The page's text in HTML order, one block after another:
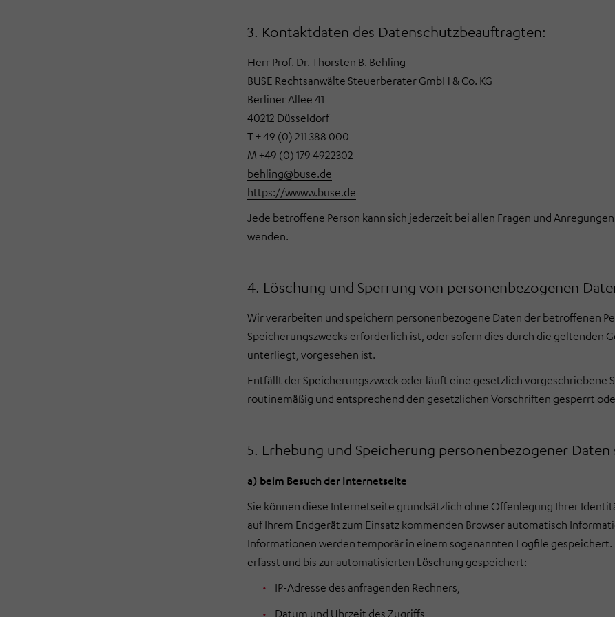
3. Kontaktdaten des Datenschutzbeauftragten:
Herr Prof. Dr. Thorsten B. Behling
BUSE Rechtsanwälte Steuerberater GmbH & Co. KG
Berliner Allee 41
40212 Düsseldorf
T + 49 (0) 211 388 000
M +49 (0) 179 4922302
behling@buse.de
https://wwww.buse.de
Jede betroffene Person kann sich jederzeit bei allen Fragen und
wenden.
4. Löschung und Sperrung von personenbezogenen
Wir verarbeiten und speichern personenbezogene Daten der betroffenen
Speicherungszwecks erforderlich ist, oder sofern dies durch die geltenden
unterliegt, vorgesehen ist.
Entfällt der Speicherungszweck oder läuft eine gesetzlich vorgeschriebene
routinemäßig und entsprechend den gesetzlichen Vorschriften gesperrt
5. Erhebung und Speicherung personenbezogener
a) beim Besuch der Internetseite
Sie können diese Internetseite grundsätzlich ohne Offenlegung Ihrer
auf Ihrem Endgerät zum Einsatz kommenden Browser automatisch
Informationen werden temporär in einem sogenannten Logfile
erfasst und bis zur automatisierten Löschung gespeichert:
IP-Adresse des anfragenden Rechners,
Datum und Uhrzeit des Zugriffs,